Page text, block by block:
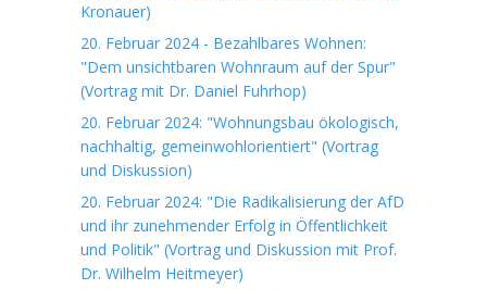
Kronauer)
20. Februar 2024 - Bezahlbares Wohnen:
"Dem unsichtbaren Wohnraum auf der Spur"
(Vortrag mit Dr. Daniel Fuhrhop)
20. Februar 2024: "Wohnungsbau ökologisch,
nachhaltig, gemeinwohlorientiert" (Vortrag
und Diskussion)
20. Februar 2024: "Die Radikalisierung der AfD
und ihr zunehmender Erfolg in Öffentlichkeit
und Politik" (Vortrag und Diskussion mit Prof.
Dr. Wilhelm Heitmeyer)